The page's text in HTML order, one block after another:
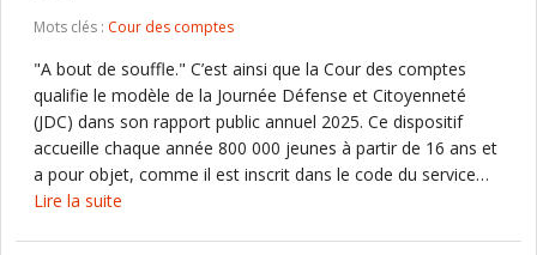
Mots clés : Cour des comptes
"A bout de souffle." C’est ainsi que la Cour des comptes
qualifie le modèle de la Journée Défense et Citoyenneté
(JDC) dans son rapport public annuel 2025. Ce dispositif
accueille chaque année 800 000 jeunes à partir de 16 ans et
a pour objet, comme il est inscrit dans le code du service…
Lire la suite